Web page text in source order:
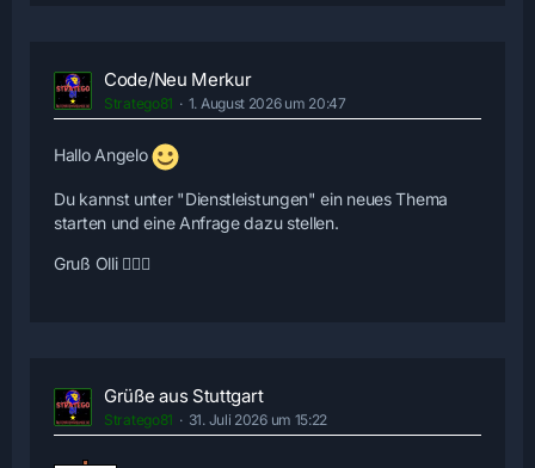
Code/Neu Merkur
Stratego81 1. August 2026 um 20:47
Hallo Angelo
Du kannst unter "Dienstleistungen" ein neues Thema
starten und eine Anfrage dazu stellen.
Gruß Olli 🙋🏻‍♂️
Grüße aus Stuttgart
Stratego81 31. Juli 2026 um 15:22